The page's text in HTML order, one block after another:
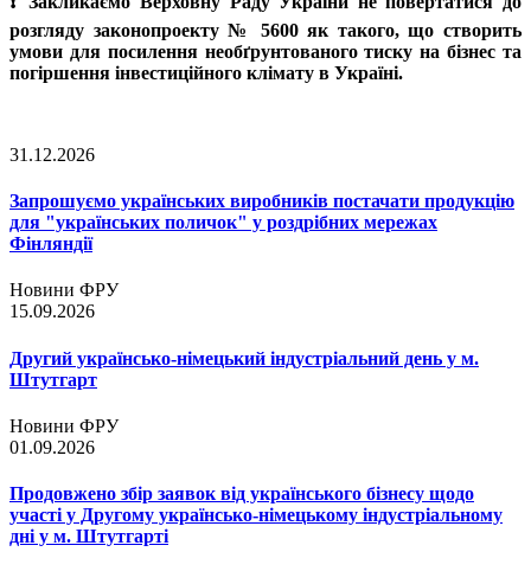
розгляду законопроекту № 5600 як такого, що створить
умови для посилення необґрунтованого тиску на бізнес та
погіршення інвестиційного клімату в Україні.
31.12.2026
Запрошуємо українських виробників постачати продукцію
для "українських поличок" у роздрібних мережах
Фінляндії
Новини ФРУ
15.09.2026
Другий українсько-німецький індустріальний день у м.
Штутгарт
Новини ФРУ
01.09.2026
Продовжено збір заявок від українського бізнесу щодо
участі у Другому українсько-німецькому індустріальному
дні у м. Штутгарті